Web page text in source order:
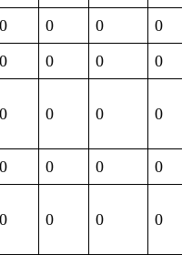
0 0 0 0
0 0 0 0
0 0 0 0
0 0 0 0
0 0 0 0